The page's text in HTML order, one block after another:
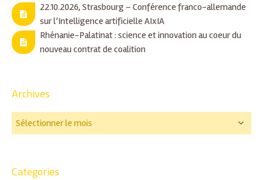
22.10.2026, Strasbourg – Conférence franco-allemande
sur l’Intelligence artificielle AIxIA
Rhénanie-Palatinat : science et innovation au coeur du
nouveau contrat de coalition
Archives
Categories